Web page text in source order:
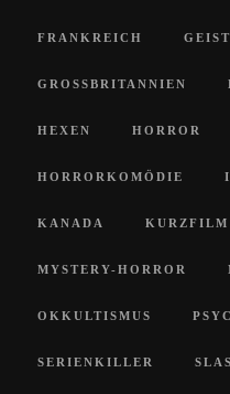
FRANKREICH
GROSSBRITANNIEN
HEXEN HORROR
HORRORKOMÖDIE
KANADA KURZFILM
MYSTERY-HORROR
OKKULTISMUS
SERIENKILLER